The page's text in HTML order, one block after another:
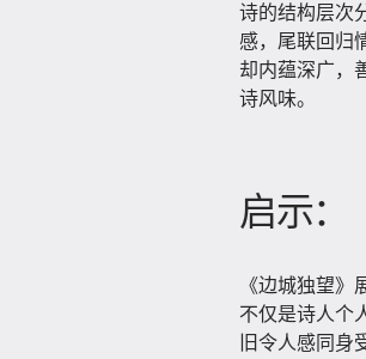
诗的结构层次
感，尾联回归
却内蕴深广，
诗风味。
启示：
《边城独望
不仅是诗人个
旧令人感同身